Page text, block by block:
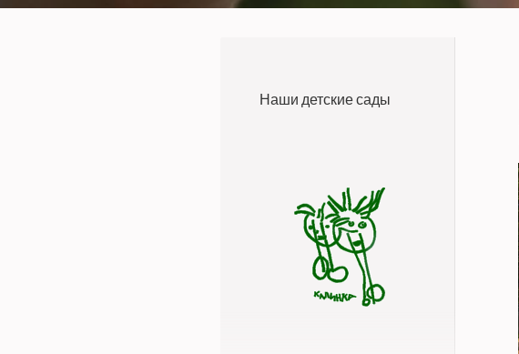
Наши детские сады